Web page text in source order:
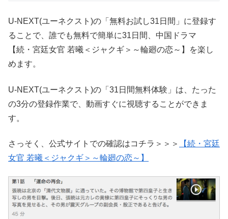
U-NEXT(ユーネクスト)の「無料お試し31日間」に登録す
ることで、誰でも無料で簡単に31日間、中国ドラマ
【続・宮廷女官 若曦＜ジャクギ＞～輪廻の恋～】を楽し
めます。
U-NEXT(ユーネクスト)の「31日間無料体験」は、たった
の3分の登録作業で、動画すぐに視聴することができま
す。
さっそく、公式サイトでの確認はコチラ＞＞＞
【続・宮廷
女官 若曦＜ジャクギ＞～輪廻の恋～】